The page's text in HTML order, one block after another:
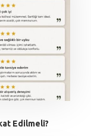
Edilmeli?